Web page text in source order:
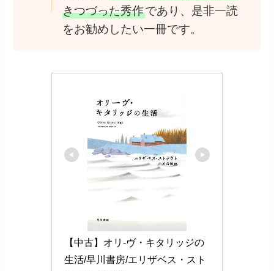
きつづった秀作であり、是非一読
をお勧めしたい一冊です。
【中古】オリ-ヴ・キタリッジの
生活/早川書房/エリザベス・スト